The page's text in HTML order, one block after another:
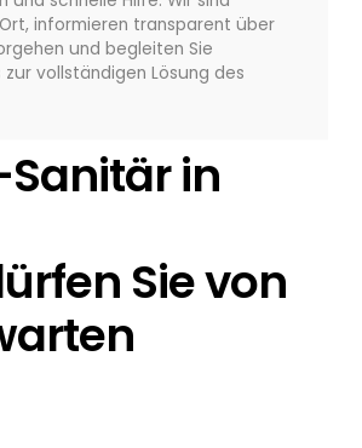
informieren transparent über
und begleiten Sie
zur vollständigen Lösung des
in
Sie von